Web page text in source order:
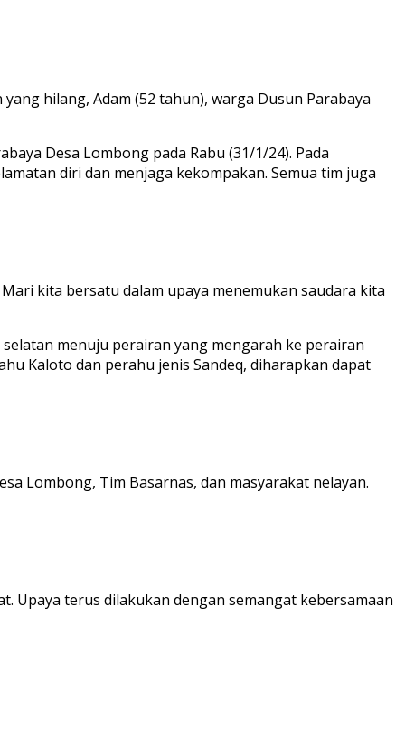
hilang, Adam (52 tahun), warga Dusun Parabaya
Desa Lombong pada Rabu (31/1/24). Pada
diri dan menjaga kekompakan. Semua tim juga
kita bersatu dalam upaya menemukan saudara kita
menuju perairan yang mengarah ke perairan
Kaloto dan perahu jenis Sandeq, diharapkan dapat
Lombong, Tim Basarnas, dan masyarakat nelayan.
Upaya terus dilakukan dengan semangat kebersamaan